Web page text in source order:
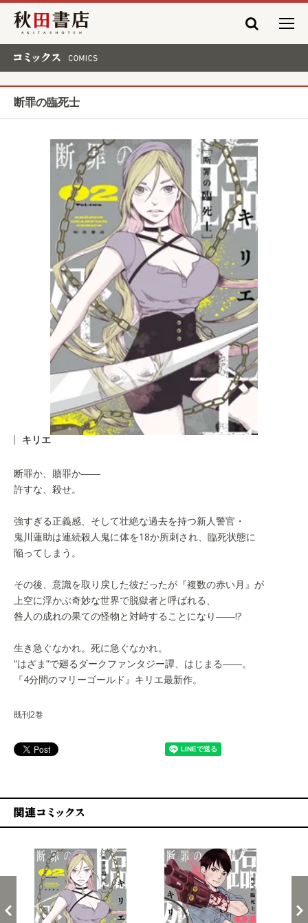
秋田書店
断罪の臨死士
キリエ
断罪か、贖罪か――
許すな、殺せ。
強すぎる正義感、そして壮絶な過去を持つ新人警官・
鬼川蓮助は連続殺人鬼に体を18か所刺され、臨死状態に
陥ってしまう。
その後、意識を取り戻した彼だったが『複数の赤い月』が
上空に浮かぶ奇妙な世界で脱獄者と呼ばれる、
咎人の成れの果ての怪物と対峙することになり――!?
生き急ぐなかれ。死に急ぐなかれ。
“はざま”で廻るダークファンタジー譚、はじまる――。
『4分間のマリーゴールド』キリエ最新作。
既刊2巻